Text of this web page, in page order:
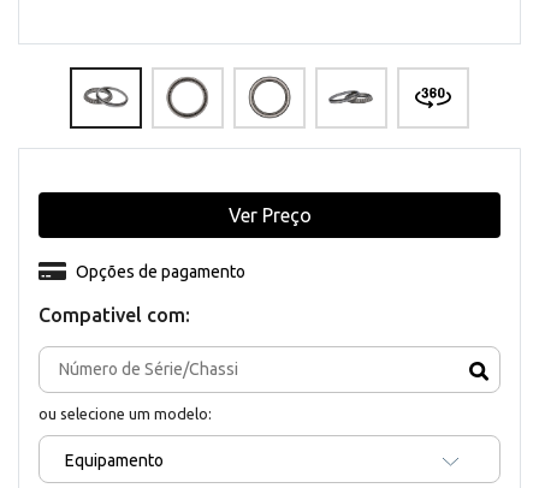
Compativel com:
ou selecione um modelo:
Equipamento
Opções de pagamento
Ver Preço